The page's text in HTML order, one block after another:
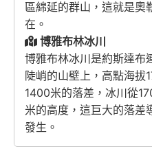
區綿延的群山，這就是奧
在。
博雅布林冰川
博雅布林冰川是約斯達布
陡峭的山壁上，高點海拔
1400米的落差，冰川從
米的高度，這巨大的落差
發生。